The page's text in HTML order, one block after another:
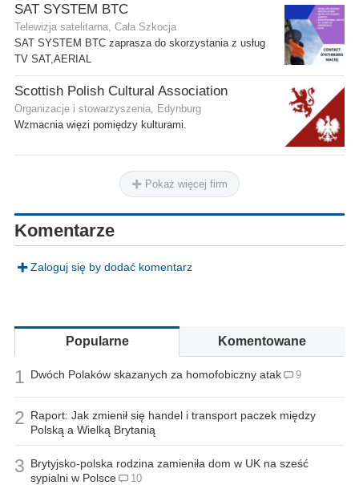
SAT SYSTEM BTC
Telewizja satelitarna, Cała Szkocja
SAT SYSTEM BTC zaprasza do skorzystania z usług
TV SAT,AERIAL
Scottish Polish Cultural Association
Organizacje i stowarzyszenia, Edynburg
Wzmacnia więzi pomiędzy kulturami.
Pokaż więcej firm
Komentarze
Zaloguj się by dodać komentarz
Popularne Komentowane
1 Dwóch Polaków skazanych za homofobiczny atak 9
2 Raport: Jak zmienił się handel i transport paczek między
Polską a Wielką Brytanią
3 Brytyjsko-polska rodzina zamieniła dom w UK na sześć
sypialni w Polsce
10